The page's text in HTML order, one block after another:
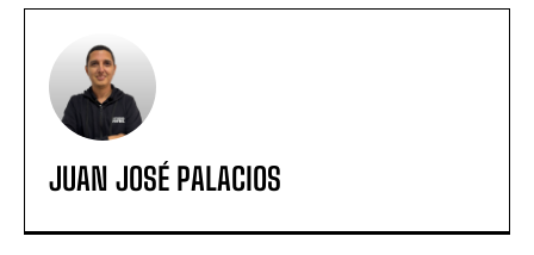
JUAN JOSÉ PALACIOS